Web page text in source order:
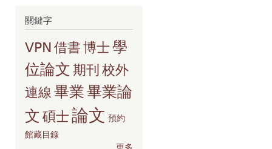
關鍵字
VPN借書博士學
位論文 期刊 校外
連線 畢業畢業論
文 碩士論文 預約
館藏目錄